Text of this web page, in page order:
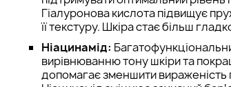
Гіалуронова кислота підвищує
її текстуру. Шкіра стає більш
Ніацинамід:
вирівнюванню тону шкіри та
допомагає зменшити вираженість